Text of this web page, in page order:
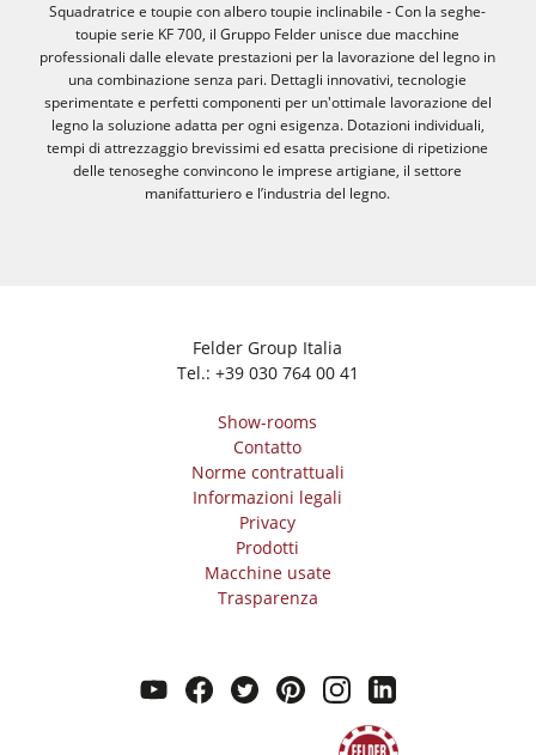
Squadratrice e toupie con albero toupie inclinabile - Con la seghe-
toupie serie KF 700, il Gruppo Felder unisce due macchine
professionali dalle elevate prestazioni per la lavorazione del legno in
una combinazione senza pari. Dettagli innovativi, tecnologie
sperimentate e perfetti componenti per un'ottimale lavorazione del
legno la soluzione adatta per ogni esigenza. Dotazioni individuali,
tempi di attrezzaggio brevissimi ed esatta precisione di ripetizione
delle tenoseghe convincono le imprese artigiane, il settore
manifatturiero e l’industria del legno.
Felder Group Italia
Tel.: +39 030 764 00 41
Show-rooms
Contatto
Norme contrattuali
Informazioni legali
Privacy
Prodotti
Macchine usate
Trasparenza
youtubefacebook
twitter
pinterestinstagram
linkedin